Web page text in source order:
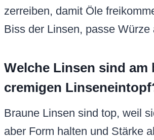
zerreiben, damit Öle
Biss der Linsen, passe Würze
Welche Linsen sind am
cremigen
Braune Linsen sind top, weil
aber Form halten und Stärke